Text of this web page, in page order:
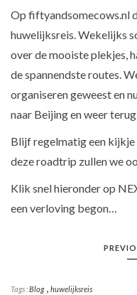
Op fiftyandsomecows.nl
huwelijksreis. Wekelijks
over de mooiste plekjes,
de spannendste routes.
organiseren geweest en
naar Beijing en weer
Blijf regelmatig een kijkje
deze roadtrip zullen we
Klik snel hieronder op
een verloving begon…
Tags :Blog, huwelijksreis